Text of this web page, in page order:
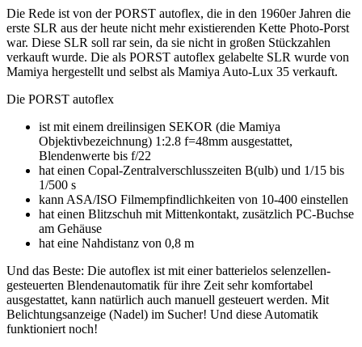
Die Rede ist von der PORST autoflex, die in den 1960er Jahren die
erste SLR aus der heute nicht mehr existierenden Kette Photo-Porst
war. Diese SLR soll rar sein, da sie nicht in großen Stückzahlen
verkauft wurde. Die als PORST autoflex gelabelte SLR wurde von
Mamiya hergestellt und selbst als Mamiya Auto-Lux 35 verkauft.
Die PORST autoflex
ist mit einem dreilinsigen SEKOR (die Mamiya
Objektivbezeichnung) 1:2.8 f=48mm ausgestattet,
Blendenwerte bis f/22
hat einen Copal-Zentralverschlusszeiten B(ulb) und 1/15 bis
1/500 s
kann ASA/ISO Filmempfindlichkeiten von 10-400 einstellen
hat einen Blitzschuh mit Mittenkontakt, zusätzlich PC-Buchse
am Gehäuse
hat eine Nahdistanz von 0,8 m
Und das Beste: Die autoflex ist mit einer batterielos selenzellen-
gesteuerten Blendenautomatik für ihre Zeit sehr komfortabel
ausgestattet, kann natürlich auch manuell gesteuert werden. Mit
Belichtungsanzeige (Nadel) im Sucher! Und diese Automatik
funktioniert noch!